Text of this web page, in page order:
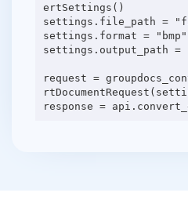
ertSettings()
settings.file_path =
settings.format = "bmp"
settings.output_path =
request =